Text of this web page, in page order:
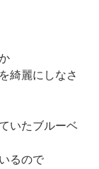
綺麗にしなさ
いたブルーベ
るので